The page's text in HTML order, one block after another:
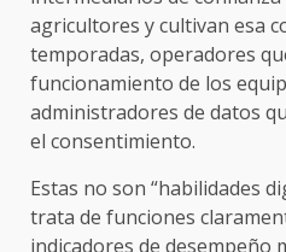
agricultores y cultivan esa
temporadas, operadores
funcionamiento de los
administradores de datos
el consentimiento.
Estas no son “habilidades
trata de funciones
indicadores de desempeño